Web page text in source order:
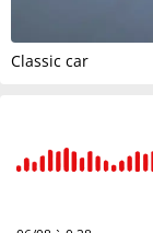
Classic car